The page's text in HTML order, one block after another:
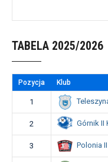
TABELA 2025/2026
Pozycja Klub
1
2 Górnik II
3 Polonia